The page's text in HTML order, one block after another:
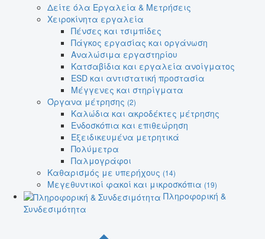
Δείτε όλα Εργαλεία & Μετρήσεις
Χειροκίνητα εργαλεία
Πένσες και τσιμπίδες
Πάγκος εργασίας και οργάνωση
Αναλώσιμα εργαστηρίου
Κατσαβίδια και εργαλεία ανοίγματος
ESD και αντιστατική προστασία
Μέγγενες και στηρίγματα
Όργανα μέτρησης (2)
Καλώδια και ακροδέκτες μέτρησης
Ενδοσκόπια και επιθεώρηση
Εξειδικευμένα μετρητικά
Πολύμετρα
Παλμογράφοι
Καθαρισμός με υπερήχους (14)
Μεγεθυντικοί φακοί και μικροσκόπια (19)
Πληροφορική &
Συνδεσιμότητα